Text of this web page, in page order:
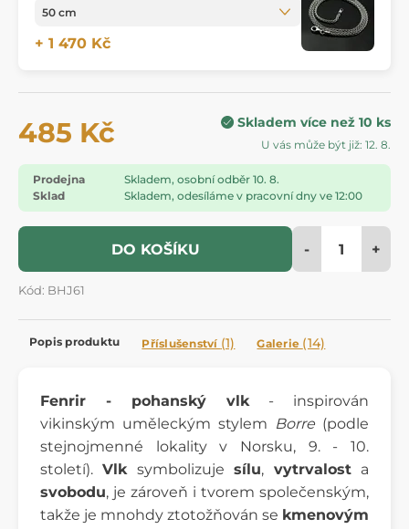
+ 1 470 Kč
485 Kč Skladem více než 10 ks
U vás může být již: 12. 8.
Prodejna
Skladem, osobní odběr 10. 8.
Sklad
Skladem, odesíláme v pracovní dny ve 12:00
DO KOŠÍKU - +
Kód: BHJ61
Popis produktu Příslušenství (1) Galerie (14)
Fenrir - pohanský vlk- inspirován
vikinským uměleckým stylem Borre (podle
stejnojmenné lokality v Norsku, 9. - 10.
století).Vlksymbolizujesílu, vytrvalosta
svobodu, je zároveň i tvorem společenským,
takže je mnohdy ztotožňován se kmenovým